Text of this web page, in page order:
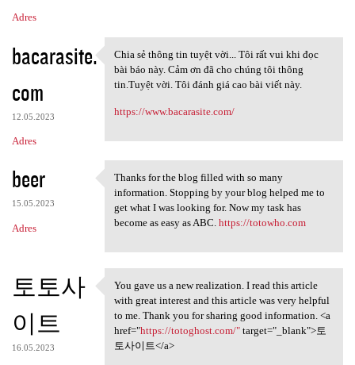
Adres
bacarasite.
com
12.05.2023
Adres
Chia sẻ thông tin tuyệt vời..
Chia sẻ thông tin tuyệt vời... Tôi rất vui khi đọc
bài báo này. Cảm ơn đã cho chúng tôi thông
tin.Tuyệt vời. Tôi đánh giá cao bài viết này.
https://www.bacarasite.com/
beer
15.05.2023
Adres
Thanks for the blog filled
Thanks for the blog filled with so many
information. Stopping by your blog helped me to
get what I was looking for. Now my task has
become as easy as ABC. https://totowho.com
토토사
이트
16.05.2023
You gave us a new realization
You gave us a new realization. I read this article
with great interest and this article was very helpful
to me. Thank you for sharing good information. <a
href="https://totoghost.com/"target="_blank">토
토사이트</a>